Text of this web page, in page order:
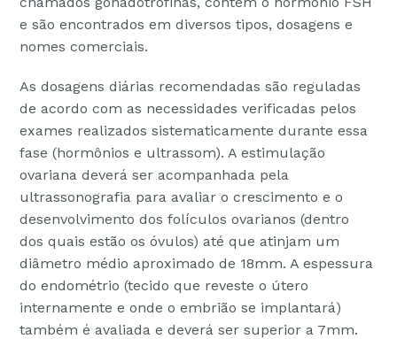
e são encontrados em diversos tipos, dosagens e
nomes comerciais.
As dosagens diárias recomendadas são reguladas
de acordo com as necessidades verificadas pelos
exames realizados sistematicamente durante essa
fase (hormônios e ultrassom). A estimulação
ovariana deverá ser acompanhada pela
ultrassonografia para avaliar o crescimento e o
desenvolvimento dos folículos ovarianos (dentro
dos quais estão os óvulos) até que atinjam um
diâmetro médio aproximado de 18mm. A espessura
do endométrio (tecido que reveste o útero
internamente e onde o embrião se implantará)
também é avaliada e deverá ser superior a 7mm.